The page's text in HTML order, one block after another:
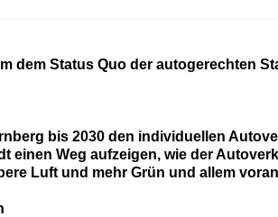
dem Status Quo der autogerechten
bis 2030 den individuellen
einen Weg aufzeigen, wie der
Luft und mehr Grün und allem